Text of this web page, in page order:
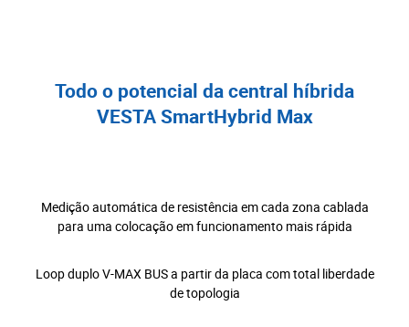
Todo o potencial da central híbrida
VESTA SmartHybrid Max
Medição automática de resistência em cada zona cablada
para uma colocação em funcionamento mais rápida
Loop duplo V-MAX BUS a partir da placa com total liberdade
de topologia